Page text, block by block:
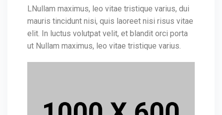
LNullam maximus, leo vitae tristique varius, dui
mauris tincidunt nisi, quis laoreet nisi risus vitae
elit. In luctus volutpat velit, et blandit orci porta
ut Nullam maximus, leo vitae tristique varius.